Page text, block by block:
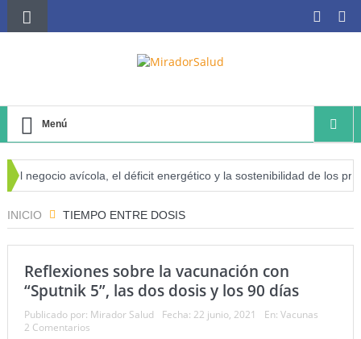
Menú
negocio avícola, el déficit energético y la sostenibilidad de los
INICIO TIEMPO ENTRE DOSIS
Reflexiones sobre la vacunación con
“Sputnik 5”, las dos dosis y los 90 días
Publicado por: Mirador Salud Fecha: 22 junio, 2021 En: Vacunas
2 Comentarios